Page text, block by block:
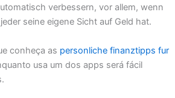
verbessern, vor allem, wenn
seine eigene Sicht auf Geld hat.
conheça as personliche finanztipps fur
usa um dos apps será fácil